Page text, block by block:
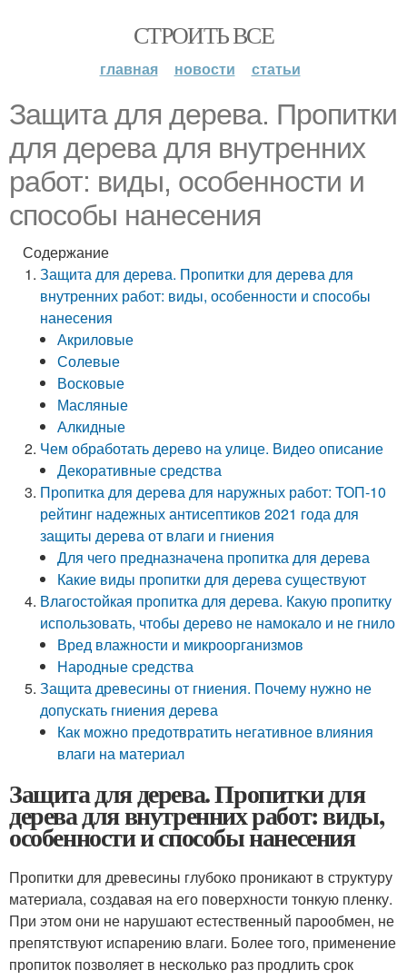
СТРОИТЬ ВСЕ
главная новости статьи
Защита для дерева. Пропитки
для дерева для внутренних
работ: виды, особенности и
способы нанесения
Содержание
Защита для дерева. Пропитки для дерева для
внутренних работ: виды, особенности и способы
нанесения
Акриловые
Солевые
Восковые
Масляные
Алкидные
Чем обработать дерево на улице. Видео описание
Декоративные средства
Пропитка для дерева для наружных работ: ТОП-10
рейтинг надежных антисептиков 2021 года для
защиты дерева от влаги и гниения
Для чего предназначена пропитка для дерева
Какие виды пропитки для дерева существуют
Влагостойкая пропитка для дерева. Какую пропитку
использовать, чтобы дерево не намокало и не гнило
Вред влажности и микроорганизмов
Народные средства
Защита древесины от гниения. Почему нужно не
допускать гниения дерева
Как можно предотвратить негативное влияния
влаги на материал
Защита для дерева. Пропитки для
дерева для внутренних работ: виды,
особенности и способы нанесения
Пропитки для древесины глубоко проникают в структуру
материала, создавая на его поверхности тонкую пленку.
При этом они не нарушают естественный парообмен, не
препятствуют испарению влаги. Более того, применение
пропиток позволяет в несколько раз продлить срок